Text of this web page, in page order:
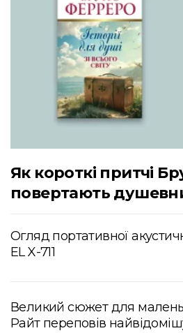
Як короткі притчі
повертають
Огляд портативної
EL X-711
Великий сюжет для
Райт переповів